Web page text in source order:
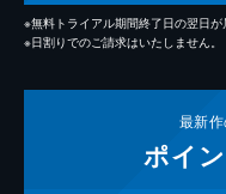
※無料トライアル期間終了日の翌日が
※日割りでのご請求はいたしません。
最新
ポイ